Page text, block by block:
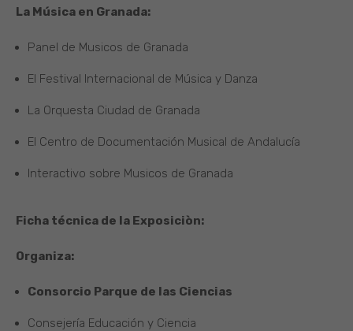
La Música en Granada:
Panel de Musicos de Granada
El Festival Internacional de Música y Danza
La Orquesta Ciudad de Granada
El Centro de Documentación Musical de Andalucía
Interactivo sobre Musicos de Granada
Ficha técnica de la Exposiciòn:
Organiza:
Consorcio Parque de las Ciencias
Consejería Educación y Ciencia